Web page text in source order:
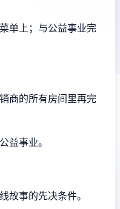
单上；与公益事业完
商的所有房间里再完
益事业。
故事的先决条件。